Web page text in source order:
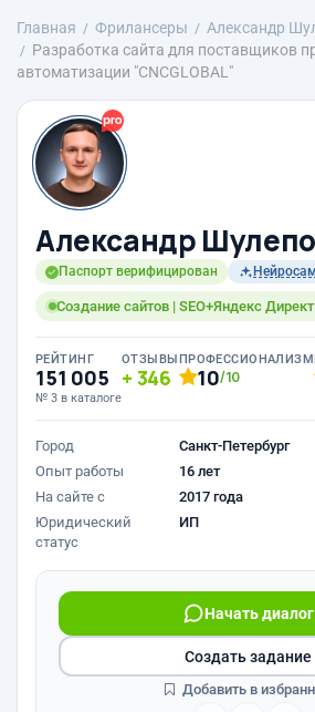
Главная Фрилансеры Александр
Разработка сайта для поставщиков
автоматизации "CNCGLOBAL"
Александр
Паспорт верифицирован
Создание сайтов | SEO+Яндекс
РЕЙТИНГ
151 005
№ 3 в каталоге
ОТЗЫВЫ
346
ПРОФЕССИОНАЛИЗМ
10/10
Город
Санкт-Петербург
Опыт работы
16 лет
На сайте с
2017 года
Юридический
статус
ИП
Начать диалог
Создать задание
Добавить в